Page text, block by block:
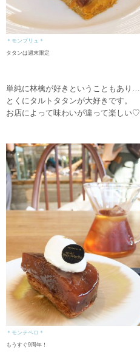
＊モンプリュ＊
タタンは週末限定
単純に林檎が好きということもあり…
とくにタルトタタンが大好きです。
お店によって味わいが違って楽しい♡
＊モンテベロ＊
もうすぐ9周年！